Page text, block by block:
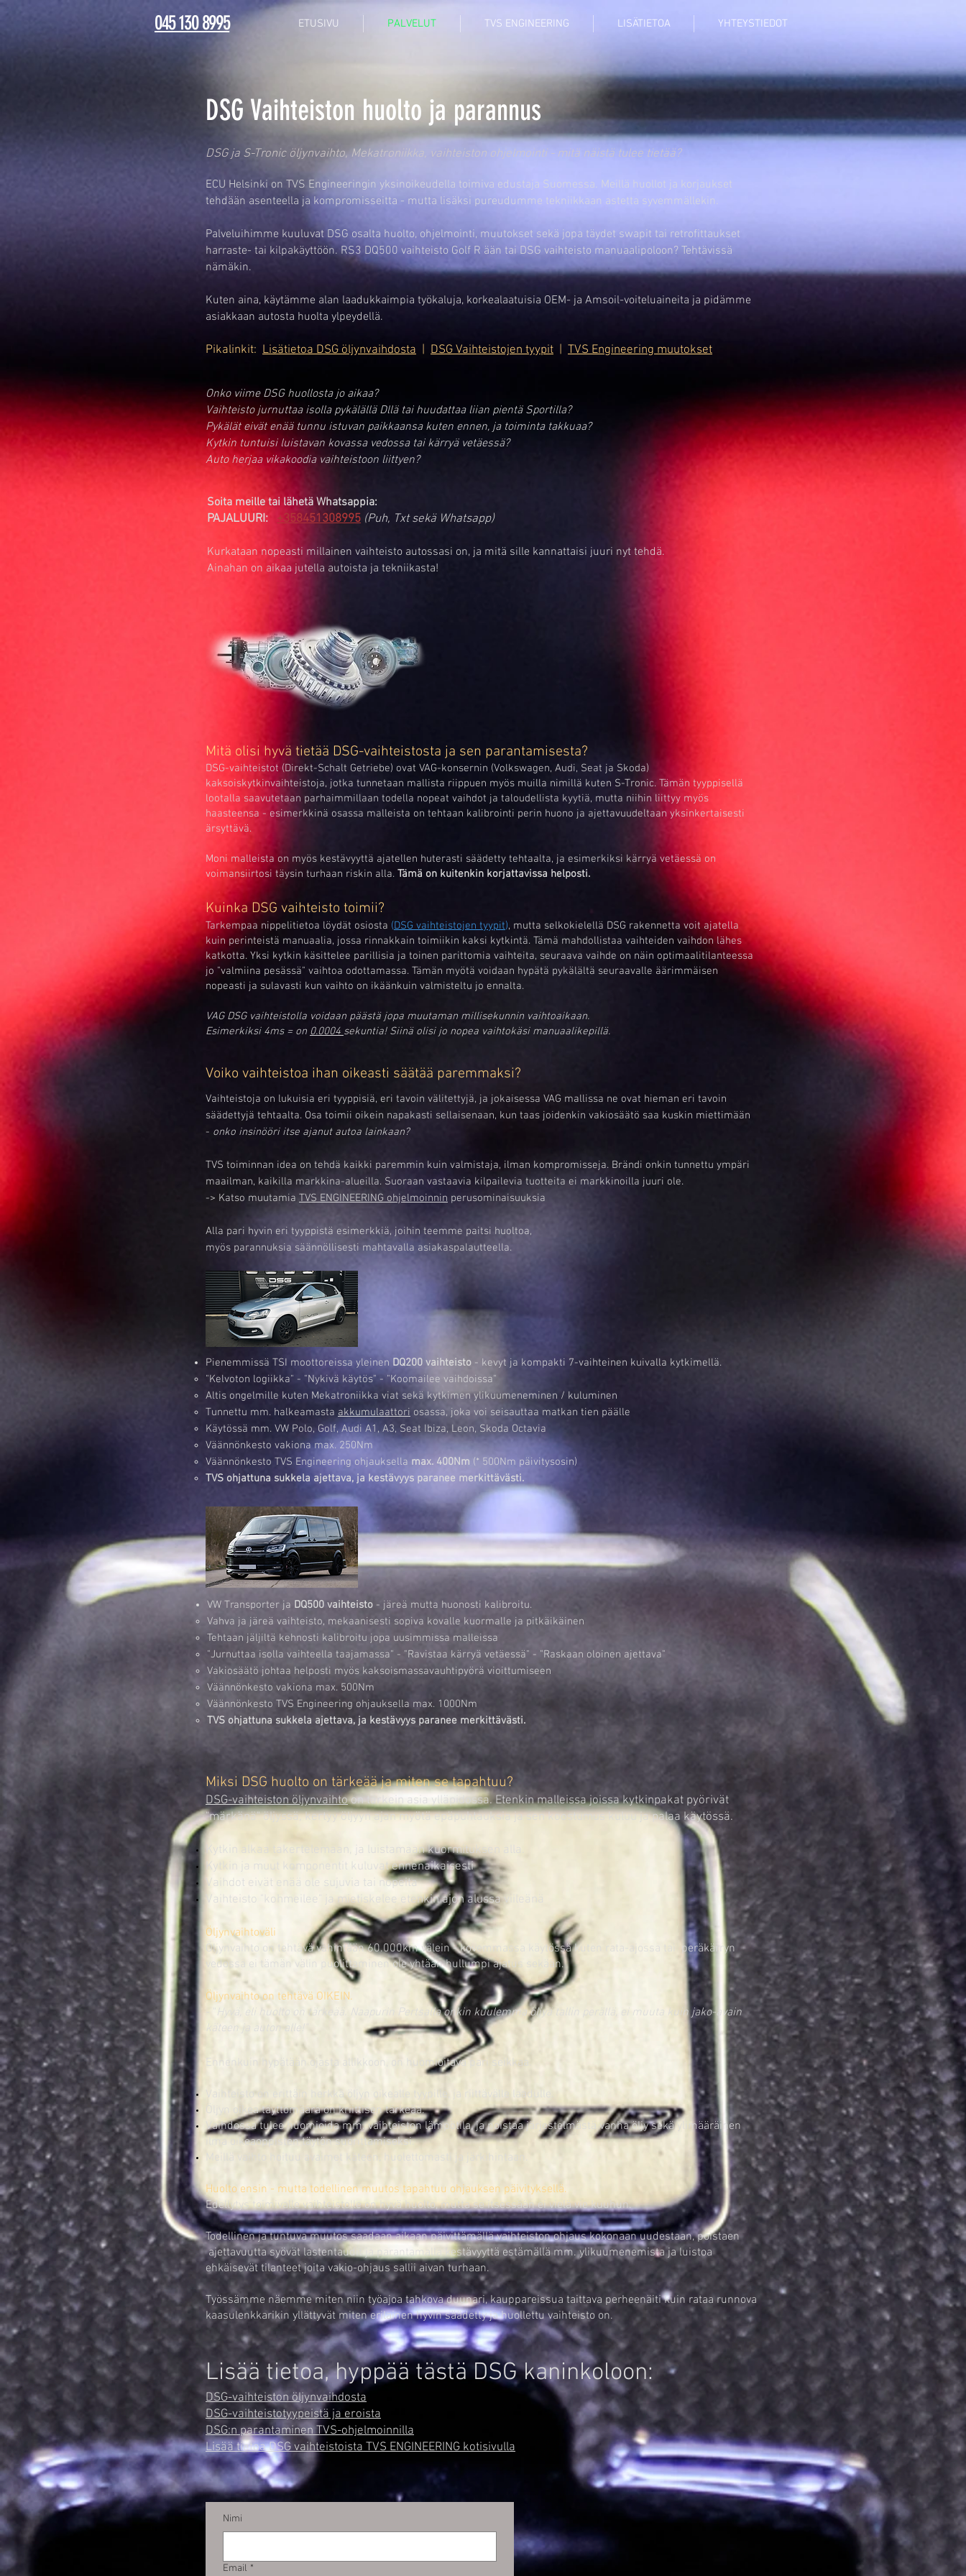
045 130 8995 ETUSIVU PALVELUT TVS ENGINEERING LISÄTIETOA YHTEYSTIEDOT
DSG Vaihteiston huolto ja parannus
DSG ja S-Tronic öljynvaihto, Mekatroniikka, vaihteiston ohjelmointi - mitä näistä tulee tietää?
ECU Helsinki on TVS Engineeringin yksinoikeudella toimiva edustaja Suomessa. Meillä huollot ja korjaukset
tehdään asenteella ja kompromisseitta - mutta lisäksi pureudumme tekniikkaan astetta syvemmällekin.
Palveluihimme kuuluvat DSG osalta huolto, ohjelmointi, muutokset sekä jopa täydet swapit tai retrofittaukset
harraste- tai kilpakäyttöön. RS3 DQ500 vaihteisto Golf R ään tai DSG vaihteisto manuaalipoloon? Tehtävissä
nämäkin.
Kuten aina, käytämme alan laadukkaimpia työkaluja, korkealaatuisia OEM- ja Amsoil-voiteluaineita ja pidämme
asiakkaan autosta huolta ylpeydellä.
Pikalinkit: Lisätietoa DSG öljynvaihdosta | DSG Vaihteistojen tyypit | TVS Engineering muutokset
Onko viime DSG huollosta jo aikaa?
Vaihteisto jurnuttaa isolla pykälällä Dllä tai huudattaa liian pientä Sportilla?
Pykälät eivät enää tunnu istuvan paikkaansa kuten ennen, ja toiminta takkuaa?
Kytkin tuntuisi luistavan kovassa vedossa tai kärryä vetäessä?
Auto herjaa vikakoodia vaihteistoon liittyen?
Soita meille tai lähetä Whatsappia:
PAJALUURI: +358451308995 (Puh, Txt sekä Whatsapp)
Kurkataan nopeasti millainen vaihteisto autossasi on, ja mitä sille kannattaisi juuri nyt tehdä.
Ainahan on aikaa jutella autoista ja tekniikasta!
Mitä olisi hyvä tietää DSG-vaihteistosta ja sen parantamisesta?
DSG-vaihteistot (Direkt-Schalt Getriebe) ovat VAG-konsernin (Volkswagen, Audi, Seat ja Skoda)
kaksoiskytkinvaihteistoja, jotka tunnetaan mallista riippuen myös muilla nimillä kuten S-Tronic. Tämän tyyppisellä
lootalla saavutetaan parhaimmillaan todella nopeat vaihdot ja taloudellista kyytiä, mutta niihin liittyy myös
haasteensa - esimerkkinä osassa malleista on tehtaan kalibrointi perin huono ja ajettavuudeltaan yksinkertaisesti
ärsyttävä.
Moni malleista on myös kestävyyttä ajatellen huterasti säädetty tehtaalta, ja esimerkiksi kärryä vetäessä on
voimansiirtosi täysin turhaan riskin alla. Tämä on kuitenkin korjattavissa helposti.
Kuinka DSG vaihteisto toimii?
Tarkempaa nippelitietoa löydät osiosta (DSG vaihteistojen tyypit), mutta selkokielellä DSG rakennetta voit ajatella
kuin perinteistä manuaalia, jossa rinnakkain toimiikin kaksi kytkintä. Tämä mahdollistaa vaihteiden vaihdon lähes
katkotta. Yksi kytkin käsittelee parillisia ja toinen parittomia vaihteita, seuraava vaihde on näin optimaalitilanteessa
jo "valmiina pesässä" vaihtoa odottamassa. Tämän myötä voidaan hypätä pykälältä seuraavalle äärimmäisen
nopeasti ja sulavasti kun vaihto on ikäänkuin valmisteltu jo ennalta.
VAG DSG vaihteistolla voidaan päästä jopa muutaman millisekunnin vaihtoaikaan.
Esimerkiksi 4ms = on 0.0004 sekuntia! Siinä olisi jo nopea vaihtokäsi manuaalikepillä.
Voiko vaihteistoa ihan oikeasti säätää paremmaksi?
Vaihteistoja on lukuisia eri tyyppisiä, eri tavoin välitettyjä, ja jokaisessa VAG mallissa ne ovat hieman eri tavoin
säädettyjä tehtaalta. Osa toimii oikein napakasti sellaisenaan, kun taas joidenkin vakiosäätö saa kuskin miettimään
- onko insinööri itse ajanut autoa lainkaan?
TVS toiminnan idea on tehdä kaikki paremmin kuin valmistaja, ilman kompromisseja. Brändi onkin tunnettu ympäri
maailman, kaikilla markkina-alueilla. Suoraan vastaavia kilpailevia tuotteita ei markkinoilla juuri ole.
-> Katso muutamia TVS ENGINEERING ohjelmoinnin perusominaisuuksia
Alla pari hyvin eri tyyppistä esimerkkiä, joihin teemme paitsi huoltoa,
myös parannuksia säännöllisesti mahtavalla asiakaspalautteella.
Pienemmissä TSI moottoreissa yleinen DQ200 vaihteisto - kevyt ja kompakti 7-vaihteinen kuivalla kytkimellä.
"Kelvoton logiikka" - "Nykivä käytös" - "Koomailee vaihdoissa"
Altis ongelmille kuten Mekatroniikka viat sekä kytkimen ylikuumeneminen / kuluminen
Tunnettu mm. halkeamasta akkumulaattori osassa, joka voi seisauttaa matkan tien päälle
Käytössä mm. VW Polo, Golf, Audi A1, A3, Seat Ibiza, Leon, Skoda Octavia
Väännönkesto vakiona max. 250Nm
Väännönkesto TVS Engineering ohjauksella max. 400Nm (* 500Nm päivitysosin)
TVS ohjattuna sukkela ajettava, ja kestävyys paranee merkittävästi.
VW Transporter ja DQ500 vaihteisto - järeä mutta huonosti kalibroitu.
Vahva ja järeä vaihteisto, mekaanisesti sopiva kovalle kuormalle ja pitkäikäinen
Tehtaan jäljiltä kehnosti kalibroitu jopa uusimmissa malleissa
"Jurnuttaa isolla vaihteella taajamassa" - "Ravistaa kärryä vetäessä" - "Raskaan oloinen ajettava"
Vakiosäätö johtaa helposti myös kaksoismassavauhtipyörä vioittumiseen
Väännönkesto vakiona max. 500Nm
Väännönkesto TVS Engineering ohjauksella max. 1000Nm
TVS ohjattuna sukkela ajettava, ja kestävyys paranee merkittävästi.
Miksi DSG huolto on tärkeää ja miten se tapahtuu?
DSG-vaihteiston öljynvaihtoon tärkein asia ylläpidossa. Etenkin malleissa joissa kytkinpakat pyörivät
"märkänä" öljyssä, kertyy öljyyn ajan myötä epäpuhtauksia ja sen koostumus kuluu ja palaa käytössä.
Kytkin alkaa takertelemaan, ja luistamaan kuormituksen alla.
Kytkin ja muut komponentit kuluvat ennenaikaisesti
Vaihdot eivät enää ole sujuvia tai nopeita
Vaihteisto "kohmeilee" ja mietiskelee etenkin ajon alussa viileänä
Öljynvaihtoväli
Öljynvaihto on tehtävä vähintään 60.000km välein - kovemmassa käytössä kuten rata-ajossa tai peräkärryn
vedossa ei tämän välin puolittaminen ole yhtään hullumpi ajatus sekään.
Öljynvaihto on tehtävä OIKEIN.
Hyvä, eli huolto on tärkeää. Naapurin Pertsalla onkin kuulemma öljyä tallin perällä, ei muuta kuin jako-avain
käteen ja auton alle!"
Ennenkuin hypätään ojasta allikkoon, on huomioitava pari seikkaa.
Vaihteisto on erittäin herkkä öljyn oikealle tyypille, ja riittävälle laadulle.
Öljyn oikea täyttömäärä on kriittisen tärkeää.
Vaihdossa tulee huomioida mm. vaihteiston lämpötila, ja poistaa järjestelmästä vanha öljy sekä ylimääräinen
ilma oikeaoppisten täytön suorittamiseksi.
Meillä vaihto hoituu avaimet käteen, huolettomasti ja järkihintaan.
Huolto ensin - mutta todellinen muutos tapahtuu ohjauksen päivityksellä.
Edellytys toimivalle vaihteistolle on hyvä huolto, mutta se itsessään ei vielä vie kuuhun.
Todellinen ja tuntuva muutos saadaan aikaan päivittämällä vaihteiston ohjaus kokonaan uudestaan, poistaen
ajettavuutta syövät lastentaudit ja parantamalla kestävyyttä estämällä mm. ylikuumenemista ja luistoa
ehkäisevät tilanteet joita vakio-ohjaus sallii aivan turhaan.
Työssämme näemme miten niin työajoa tahkova duunari, kauppareissua taittava perheenäiti kuin rataa runnova
kaasulenkkarikin yllättyvät miten erilainen hyvin säädetty ja huollettu vaihteisto on.
Lisää tietoa, hyppää tästä DSG kaninkoloon:
DSG-vaihteiston öljynvaihdosta
DSG-vaihteistotyypeistä ja eroista
DSG:n parantaminen TVS-ohjelmoinnilla
Lisää tietoa DSG vaihteistoista TVS ENGINEERING kotisivulla
Nimi
Email *